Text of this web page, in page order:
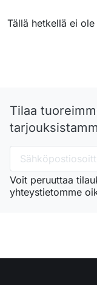
Tällä hetkellä ei
Tilaa
Voit peruuttaa
yhteystietomme